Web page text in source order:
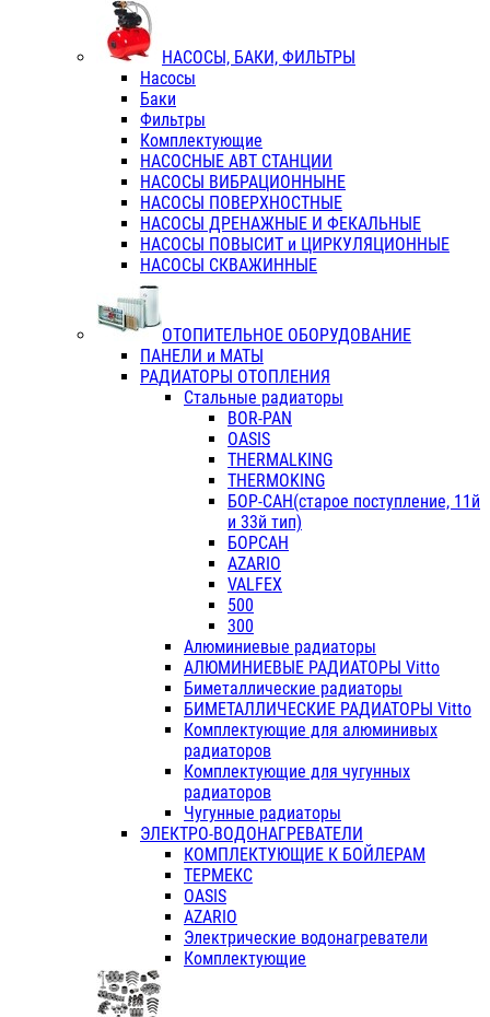
НАСОСЫ, БАКИ, ФИЛЬТРЫ
Насосы
Баки
Фильтры
Комплектующие
НАСОСНЫЕ АВТ СТАНЦИИ
НАСОСЫ ВИБРАЦИОННЫНЕ
НАСОСЫ ПОВЕРХНОСТНЫЕ
НАСОСЫ ДРЕНАЖНЫЕ И ФЕКАЛЬНЫЕ
НАСОСЫ ПОВЫСИТ и ЦИРКУЛЯЦИОННЫЕ
НАСОСЫ СКВАЖИННЫЕ
ОТОПИТЕЛЬНОЕ ОБОРУДОВАНИЕ
ПАНЕЛИ и МАТЫ
РАДИАТОРЫ ОТОПЛЕНИЯ
Стальные радиаторы
BOR-PAN
OASIS
THERMALKING
THERMOKING
БОР-САН(старое поступление, 11й
и 33й тип)
БОРСАН
AZARIO
VALFEX
500
300
Алюминиевые радиаторы
АЛЮМИНИЕВЫЕ РАДИАТОРЫ Vitto
Биметаллические радиаторы
БИМЕТАЛЛИЧЕСКИЕ РАДИАТОРЫ Vitto
Комплектующие для алюминивых
радиаторов
Комплектующие для чугунных
радиаторов
Чугунные радиаторы
ЭЛЕКТРО-ВОДОНАГРЕВАТЕЛИ
КОМПЛЕКТУЮЩИЕ К БОЙЛЕРАМ
ТЕРМЕКС
OASIS
AZARIO
Электрические водонагреватели
Комплектующие